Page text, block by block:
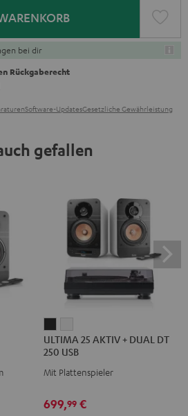
bei dir
Rückgaberecht
Software-UpdatesGesetzliche Gewährleistung
gefallen
25
AKTIV
+
DT
25
AKTIV
+
DT
ULTIMA 25 AKTIV + DUAL DT
250 USB
Mit Plattenspieler
699,99 €